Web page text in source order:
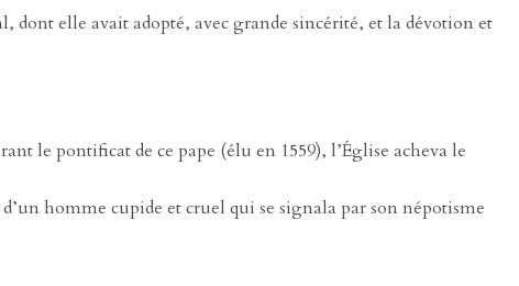
dont elle avait adopté, avec grande sincérité, et la dévotion et
le pontificat de ce pape (élu en 1559), l’Église acheva le
homme cupide et cruel qui se signala par son népotisme